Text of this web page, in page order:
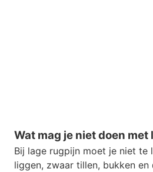
Wat mag je niet doen
Bij lage rugpijn moet je niet te
liggen, zwaar tillen, bukken en